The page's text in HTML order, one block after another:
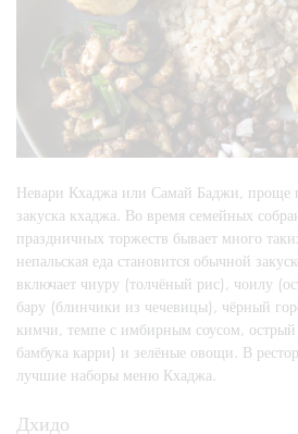
Невари Кхаджа или Самай Баджи, проще
закуска кхаджа. Во время семейных
праздничных торжеств бывает много
непальская еда становится обычной
включает чиуру (толчёный рис), чоилу
бару (блинчики из чечевицы), чёрный
кимчи, темпе с имбирным соусом, острый
бамбука карри) и зелёные овощи. В
лучшие наборы меню Кхаджа.
Дхидо